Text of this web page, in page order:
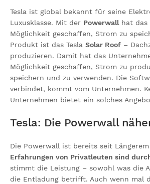
Tesla ist global bekannt für seine
Luxusklasse. Mit der Powerwallhat das
Möglichkeit geschaffen, Strom zu
Produkt ist das Tesla Solar Roof –
produzieren. Damit hat das
Möglichkeit geschaffen, Strom zu
speichern und zu verwenden. Die
verbindet, kommt vom Unternehmen.
Unternehmen bietet ein solches
Tesla: Die Powerwall
Die Powerwall ist bereits seit
Erfahrungen von Privatleuten sind
stimmt die Leistung – sowohl was die
die Entladung betrifft. Auch wenn mal